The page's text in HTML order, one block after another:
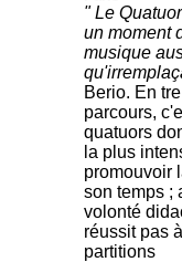
" Le
un moment
musique
Berio. En
parcours,
quatuors
la plus
promouvoir
son temps ;
volonté
réussit pas
partitions